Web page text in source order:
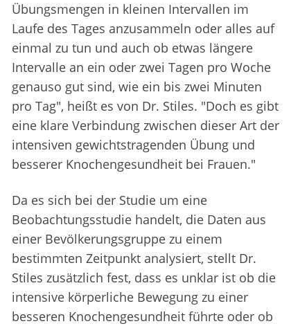
Übungsmengen in kleinen Intervallen im
Laufe des Tages anzusammeln oder alles auf
einmal zu tun und auch ob etwas längere
Intervalle an ein oder zwei Tagen pro Woche
genauso gut sind, wie ein bis zwei Minuten
pro Tag", heißt es von Dr. Stiles. "Doch es gibt
eine klare Verbindung zwischen dieser Art der
intensiven gewichtstragenden Übung und
besserer Knochengesundheit bei Frauen."
Da es sich bei der Studie um eine
Beobachtungsstudie handelt, die Daten aus
einer Bevölkerungsgruppe zu einem
bestimmten Zeitpunkt analysiert, stellt Dr.
Stiles zusätzlich fest, dass es unklar ist ob die
intensive körperliche Bewegung zu einer
besseren Knochengesundheit führte oder ob